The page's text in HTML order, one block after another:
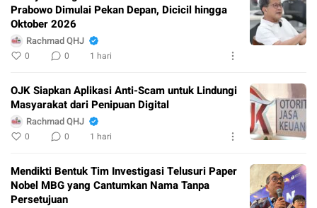
Prabowo Dimulai Pekan Depan, Dicicil hingga
Oktober 2026
Rachmad QHJ
0 0 1 hari
OJK Siapkan Aplikasi Anti-Scam untuk Lindungi
Masyarakat dari Penipuan Digital
Rachmad QHJ
0 0 1 hari
Mendikti Bentuk Tim Investigasi Telusuri Paper
Nobel MBG yang Cantumkan Nama Tanpa
Persetujuan